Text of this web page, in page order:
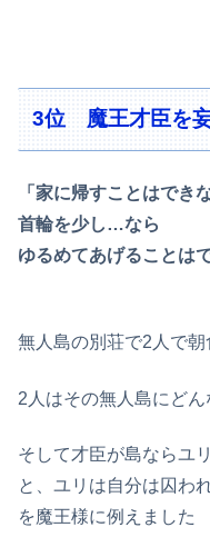
3位 魔王才臣を
「家に帰すことはでき
首輪を少し…なら
ゆるめてあげることは
無人島の別荘で2人で
2人はその無人島にど
そして才臣が島ならユ
と、ユリは自分は囚わ
を魔王様に例えました